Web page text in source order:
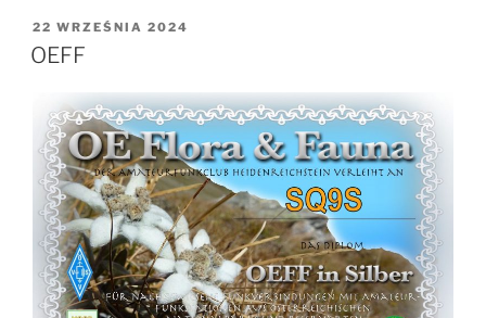
OPUBLIKOWANE
W
22 WRZEŚNIA 2024
OEFF